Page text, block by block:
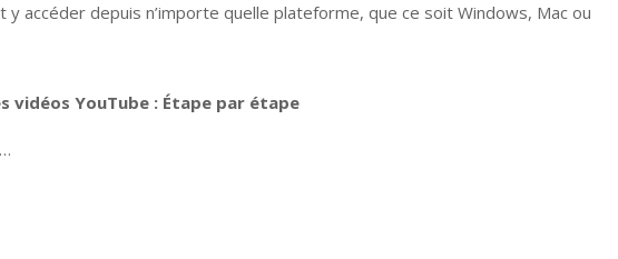
y accéder depuis n’importe quelle plateforme, que ce soit Windows, Mac ou
vidéos YouTube : Étape par étape